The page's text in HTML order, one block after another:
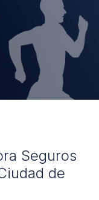
Seguros
de